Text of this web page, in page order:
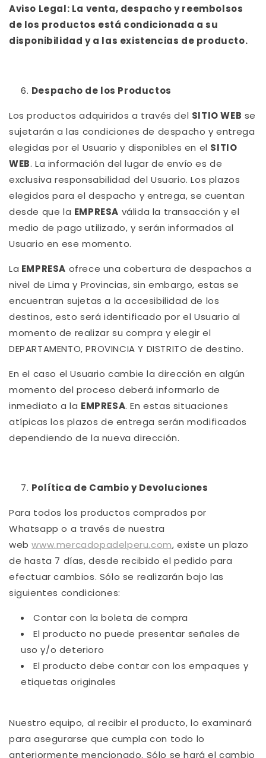
Aviso Legal: La venta, despacho y reembolsos
de los productos está condicionada a su
disponibilidad y a las existencias de producto.
Despacho de los Productos
Los productos adquiridos a través del SITIO WEB se
sujetarán a las condiciones de despacho y entrega
elegidas por el Usuario y disponibles en el SITIO
WEB. La información del lugar de envío es de
exclusiva responsabilidad del Usuario. Los plazos
elegidos para el despacho y entrega, se cuentan
desde que la EMPRESA válida la transacción y el
medio de pago utilizado, y serán informados al
Usuario en ese momento.
La EMPRESA ofrece una cobertura de despachos a
nivel de Lima y Provincias, sin embargo, estas se
encuentran sujetas a la accesibilidad de los
destinos, esto será identificado por el Usuario al
momento de realizar su compra y elegir el
DEPARTAMENTO, PROVINCIA Y DISTRITO de destino.
En el caso el Usuario cambie la dirección en algún
momento del proceso deberá informarlo de
inmediato a la EMPRESA. En estas situaciones
atípicas los plazos de entrega serán modificados
dependiendo de la nueva dirección.
Política de Cambio y Devoluciones
Para todos los productos comprados por
Whatsapp o a través de nuestra
webwww.mercadopadelperu.com, existe un plazo
de hasta 7 días, desde recibido el pedido para
efectuar cambios. Sólo se realizarán bajo las
siguientes condiciones:
Contar con la boleta de compra
El producto no puede presentar señales de
uso y/o deterioro
El producto debe contar con los empaques y
etiquetas originales
Nuestro equipo, al recibir el producto, lo examinará
para asegurarse que cumpla con todo lo
anteriormente mencionado. Sólo se hará el cambio